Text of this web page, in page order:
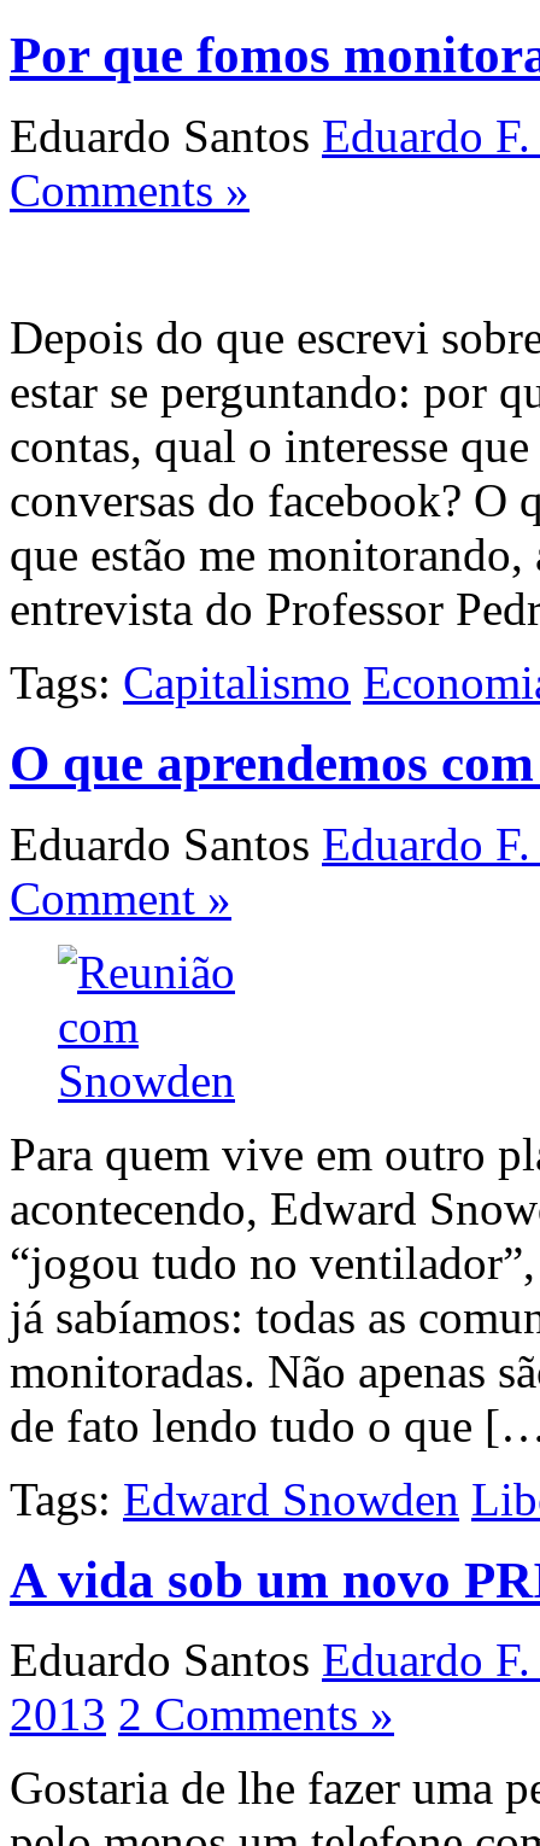
Por que fomos
Eduardo Santos Eduardo
Comments »
Depois do que escrevi
estar se perguntando: por
contas, qual o interesse
conversas do facebook? O
que estão me monitorando,
entrevista do Professor
Tags: Capitalismo
O que aprendemos
Eduardo Santos Eduardo
Comment »
Para quem vive em outro
acontecendo, Edward
“jogou tudo no
já sabíamos: todas as
monitoradas. Não apenas
de fato lendo tudo o que
Tags: Edward Snowden
A vida sob um novo
Eduardo Santos Eduardo
2013 2 Comments »
Gostaria de lhe fazer uma